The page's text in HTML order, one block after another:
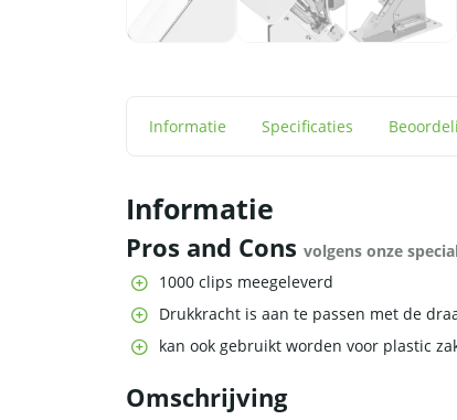
Informatie Specificaties
Informatie
Pros and Cons volgens onze
1000 clips meegeleverd
Drukkracht is aan te passen met de
kan ook gebruikt worden voor plastic
Omschrijving